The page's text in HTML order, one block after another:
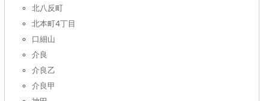
北八反町
北本町4丁目
口細山
介良
介良乙
介良甲